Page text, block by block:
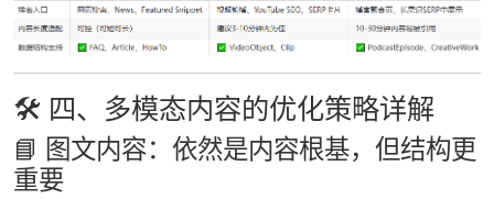
🛠 四、多模态内容的优化策略详解
📘 图文内容：依然是内容根基，但结构更
重要